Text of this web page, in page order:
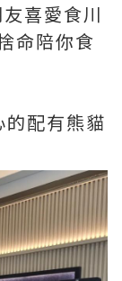
喜愛食川
命陪你食
的配有熊貓